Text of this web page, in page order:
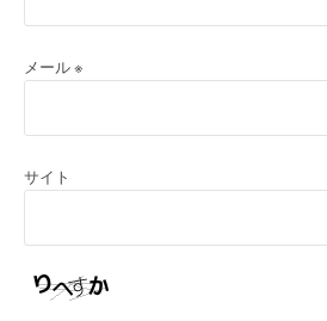
メール ※
サイト